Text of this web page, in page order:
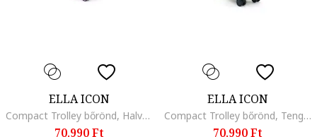
ELLA ICON
Compact Trolley bőrönd, Halványlila
70.990 Ft
ELLA ICON
Compact Trolley bőrönd, Tengerészkék
70.990 Ft